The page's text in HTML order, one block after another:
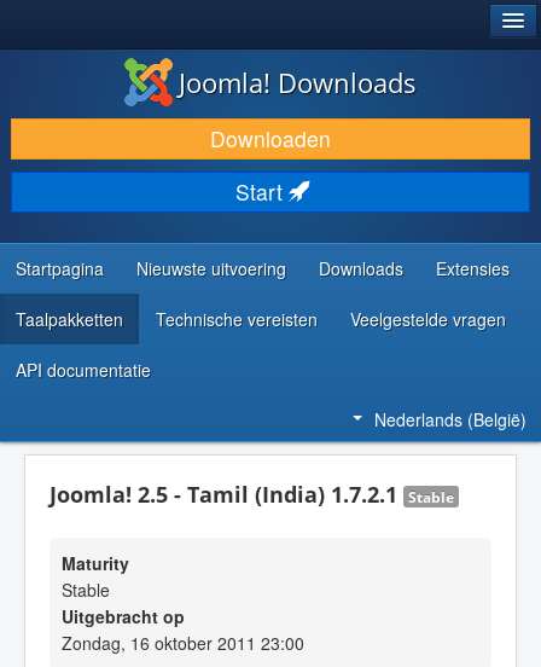
DOWNLOAD & BREID UIT
ONTDEK & LEER
COMMUNITY & ONDERSTEUNING
ONTWIKKELAARSBRONNEN
Joomla! Downloads
Downloaden
Start
Startpagina Nieuwste uitvoering Downloads Extensies
Taalpakketten Technische vereisten Veelgestelde vragen
API documentatie
Nederlands (België)
Joomla! 2.5 - Tamil (India) 1.7.2.1 Stable
Maturity
Stable
Uitgebracht op
Zondag, 16 oktober 2011 23:00